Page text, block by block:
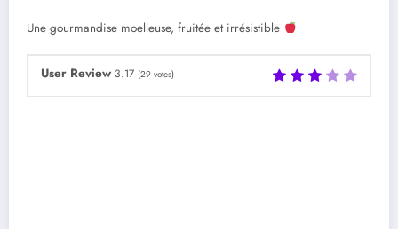
Une gourmandise moelleuse, fruitée et irrésistible
User Review 3.17 (29 votes)